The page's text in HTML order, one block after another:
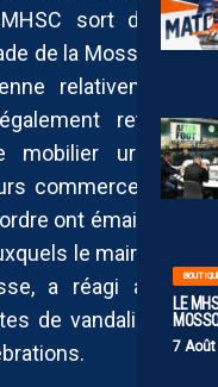
LE
7
sort d’une
de la Mosson a
relativement
retenu
mobilier urbain,
commerces et
ont émaillé la
le maire de
a réagi avec
de vandalisme